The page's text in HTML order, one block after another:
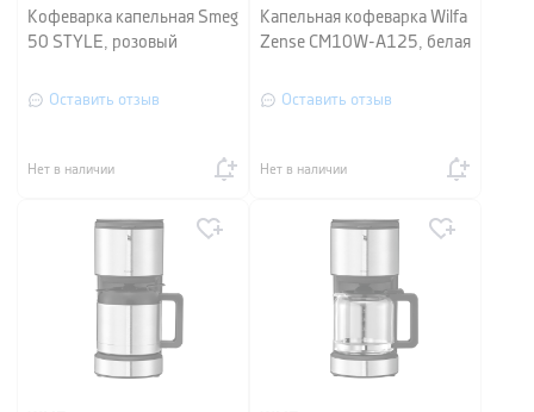
Кофеварка капельная Smeg
50 STYLE, розовый
Оставить отзыв
Нет в наличии
Капельная кофеварка Wilfa
Zense CM10W-A125, белая
Оставить отзыв
Нет в наличии